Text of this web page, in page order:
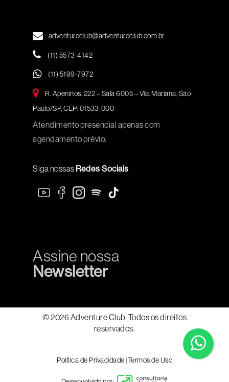
adventureclub@adventureclub.com.br
(11) 5573-4142
(11) 5199-7972
R. Apeninos, 222 – Sala 6005 – Vila Mariana, São
Paulo/SP, CEP: 01533-000
Atendimento presencial apenas com
agendamento prévio.
Siga nossas Redes Sociais
Assine nossa
Newsletter
© 2026 Adventure Club. Todos os direitos
reservados.
Política de Privacidade |Termos de Uso